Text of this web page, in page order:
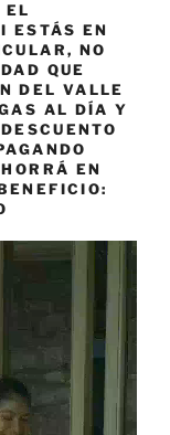
EL
ESTÁS EN
NO
QUE
DEL VALLE
AL DÍA Y
EN